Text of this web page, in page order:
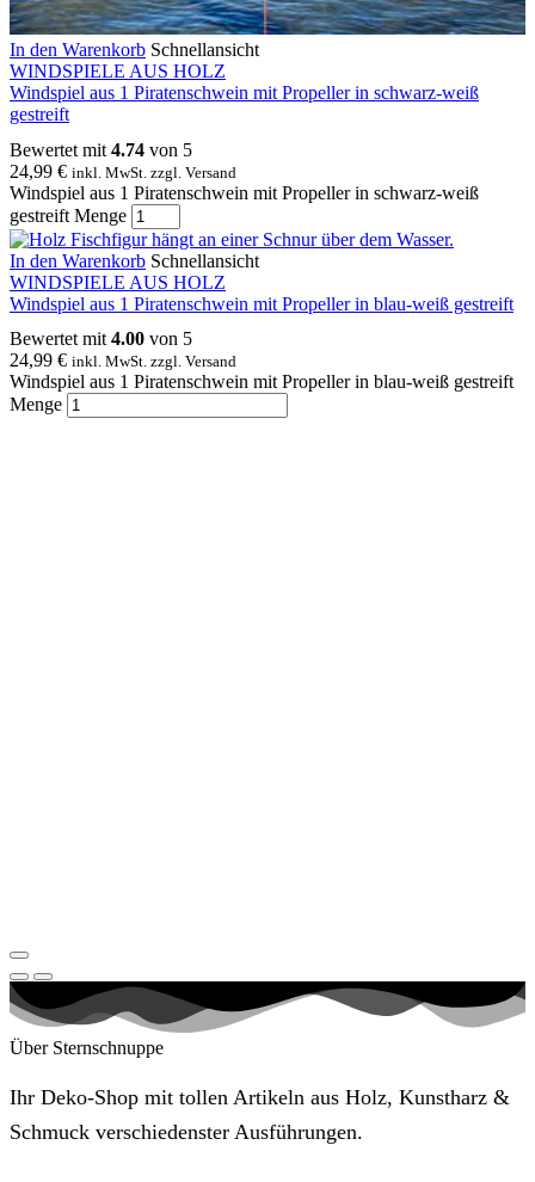
In den Warenkorb Schnellansicht
WINDSPIELE AUS HOLZ
Windspiel aus 1 Piratenschwein mit Propeller in schwarz-weiß
gestreift
Bewertet mit 4.74 von 5
24,99 € inkl. MwSt. zzgl. Versand
Windspiel aus 1 Piratenschwein mit Propeller in schwarz-weiß
gestreift Menge
In den Warenkorb Schnellansicht
WINDSPIELE AUS HOLZ
Windspiel aus 1 Piratenschwein mit Propeller in blau-weiß gestreift
Bewertet mit 4.00 von 5
24,99 € inkl. MwSt. zzgl. Versand
Windspiel aus 1 Piratenschwein mit Propeller in blau-weiß gestreift
Menge
Über Sternschnuppe
Ihr Deko-Shop mit tollen Artikeln aus Holz, Kunstharz &
Schmuck verschiedenster Ausführungen.